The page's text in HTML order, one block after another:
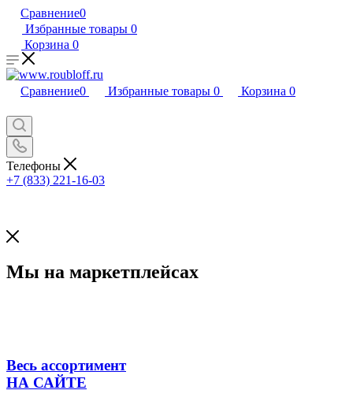
Сравнение0
Избранные товары 0
Корзина 0
Сравнение0 Избранные товары 0 Корзина 0
Телефоны
+7 (833) 221-16-03
Мы на маркетплейсах
Весь ассортимент
НА САЙТЕ